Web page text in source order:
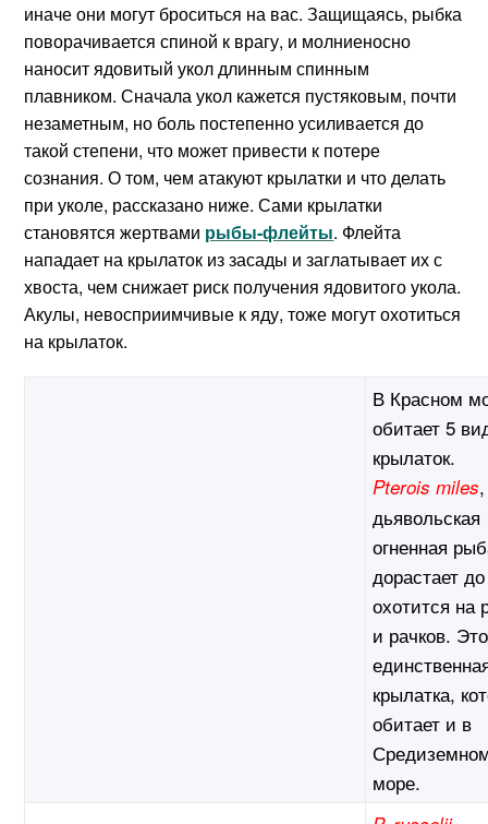
иначе они могут броситься на вас. Защищаясь, рыбка
поворачивается спиной к врагу, и молниеносно
наносит ядовитый укол длинным спинным
плавником. Сначала укол кажется пустяковым, почти
незаметным, но боль постепенно усиливается до
такой степени, что может привести к потере
сознания. О том, чем атакуют крылатки и что делать
при уколе, рассказано ниже. Сами крылатки
становятся жертвами рыбы-флейты. Флейта
нападает на крылаток из засады и заглатывает их с
хвоста, чем снижает риск получения ядовитого укола.
Акулы, невосприимчивые к яду, тоже могут охотиться
на крылаток.
В Красном
обитает 5
крылаток.
Pterois miles,
дьявольская
огненная
дорастает
охотится на
и рачков. Это
крылатка,
обитает и в
море.